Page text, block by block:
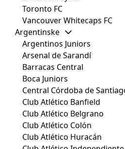
Toronto FC
Vancouver Whitecaps FC
Argentinske
Argentinos Juniors
Arsenal de Sarandí
Barracas Central
Boca Juniors
Central Córdoba de
Club Atlético Banfield
Club Atlético Belgrano
Club Atlético Colón
Club Atlético Huracán